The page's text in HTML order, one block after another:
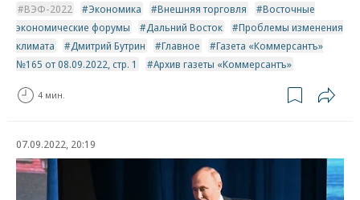
ВЭФ-2022 Экономика Внешняя торговля
Восточные
экономические форумы
Дальний Восток
Проблемы изменения
климата
Дмитрий Бутрин Главное
Газета «Коммерсантъ»
№165 от 08.09.2022, стр. 1
Архив газеты «Коммерсантъ»
4 мин.
07.09.2022, 20:19